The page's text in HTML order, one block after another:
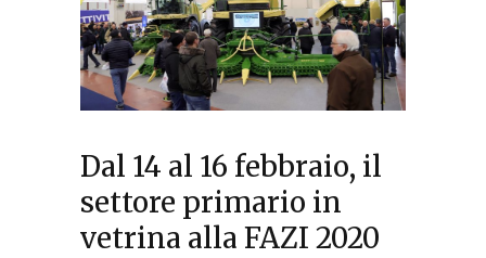
Dal 14 al 16 febbraio, il
settore primario in
vetrina alla FAZI 2020